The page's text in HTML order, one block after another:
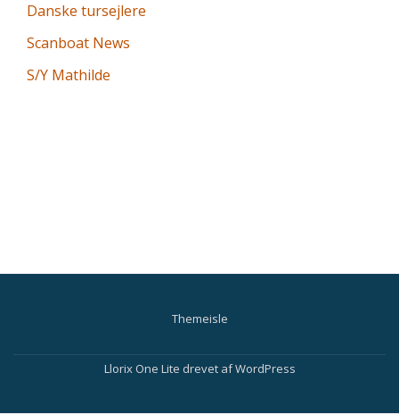
Danske tursejlere
Scanboat News
S/Y Mathilde
Themeisle
Sekundær
Llorix One Lite drevet afWordPress